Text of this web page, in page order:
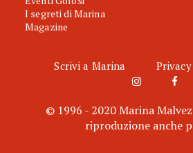
I segreti di Marina
Magazine
Scrivi a Marina Privacy
© 1996 - 2020 Marina
riproduzione anche